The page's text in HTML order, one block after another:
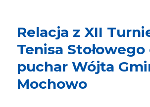
Relacja z XII
Tenisa Stołowego
puchar Wójta
Mochowo